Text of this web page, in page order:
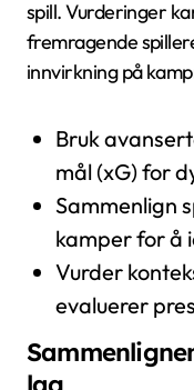
spill. Vurderinger
fremragende
innvirkning på
Bruk
mål (xG) for
Sammenlign
kamper for å
Vurder
evaluerer